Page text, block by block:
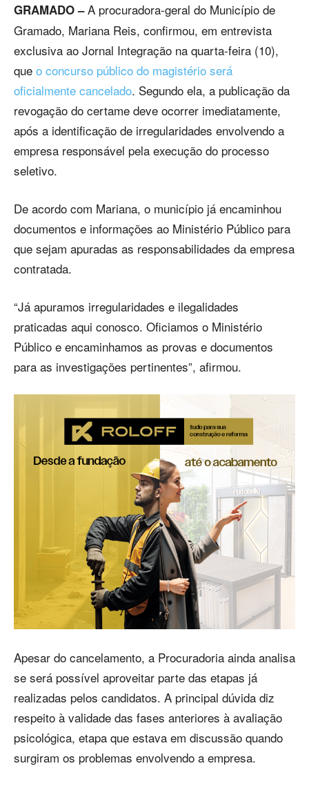
GRAMADO –A procuradora-geral do Município de
Gramado, Mariana Reis, confirmou, em entrevista
exclusiva ao Jornal Integração na quarta-feira (10),
que o concurso público do magistério será
oficialmente cancelado. Segundo ela, a publicação da
revogação do certame deve ocorrer imediatamente,
após a identificação de irregularidades envolvendo a
empresa responsável pela execução do processo
seletivo.
De acordo com Mariana, o município já encaminhou
documentos e informações ao Ministério Público para
que sejam apuradas as responsabilidades da empresa
contratada.
“Já apuramos irregularidades e ilegalidades
praticadas aqui conosco. Oficiamos o Ministério
Público e encaminhamos as provas e documentos
para as investigações pertinentes”, afirmou.
Apesar do cancelamento, a Procuradoria ainda analisa
se será possível aproveitar parte das etapas já
realizadas pelos candidatos. A principal dúvida diz
respeito à validade das fases anteriores à avaliação
psicológica, etapa que estava em discussão quando
surgiram os problemas envolvendo a empresa.